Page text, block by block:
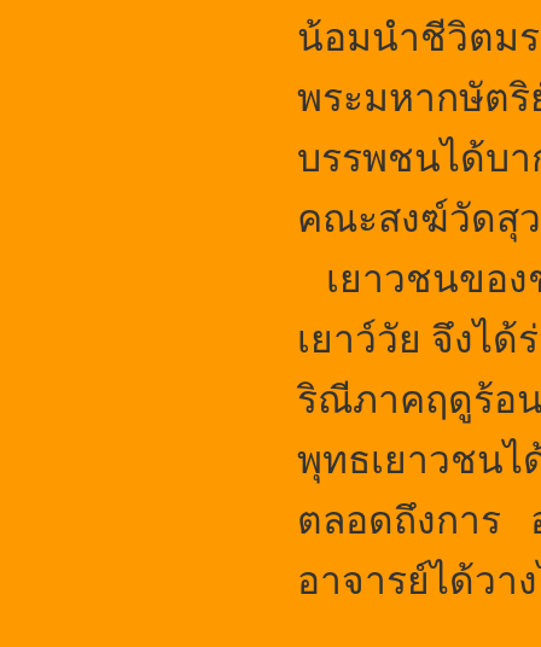
น้อมนำชีวิตม
พระมหากษัต
บรรพชนได้บ
คณะสงฆ์วัดสุ
เยาวชนของ
เยาว์วัย จึงไ
ริณีภาคฤดูร้อน
พุทธเยาวชนไ
ตลอดถึงการ
อาจารย์ได้วา